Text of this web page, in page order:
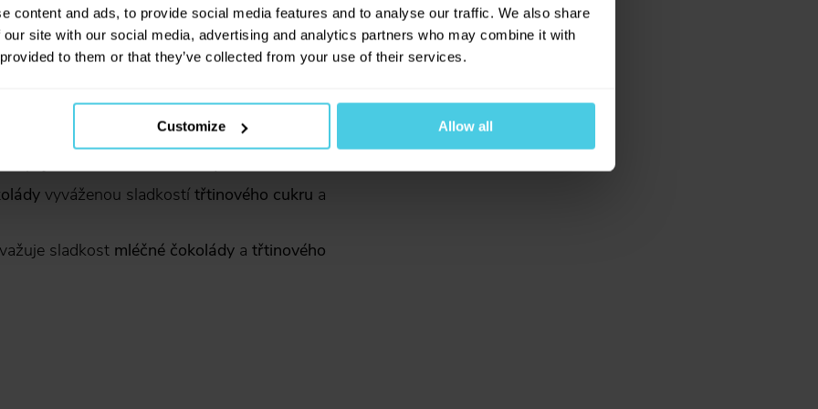
content and ads, to provide social media features and to analyse our traffic. We also share
site with our social media, advertising and analytics partners who may combine it with
to them or that they’ve collected from your use of their services.
Customize Allow all
nabídne sladkémáslové sušenkya příjemnou
máslové sušenky
ale v těle zůstává dokonale jemná a vyvážená.
doplňují lehká svěžestgrepů.
vyváženou sladkostí třtinového cukru a
sladkost mléčné čokolády a třtinového
Odesláním e-mailové adresy souhlasíte se zasíláním
informací o zpracování osobních